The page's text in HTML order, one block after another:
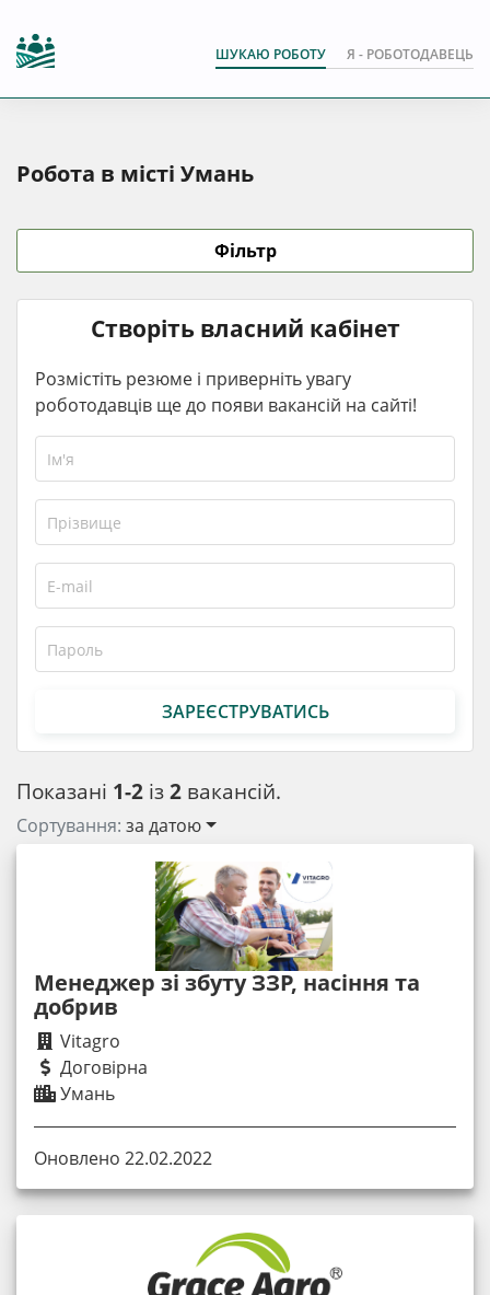
ШУКАЮ РОБОТУ Я - РОБОТОДАВЕЦЬ
Робота в місті Умань
Показані 1-2 із2 вакансій.
Сортування: за датою
Менеджер зі збуту ЗЗР, насіння та
добрив
Vitagro
Договірна
Умань
Оновлено 22.02.2022
Фільтр
Створіть власний кабінет
Розмістіть резюме і приверніть увагу
роботодавців ще до появи вакансій на сайті!
ЗАРЕЄСТРУВАТИСЬ